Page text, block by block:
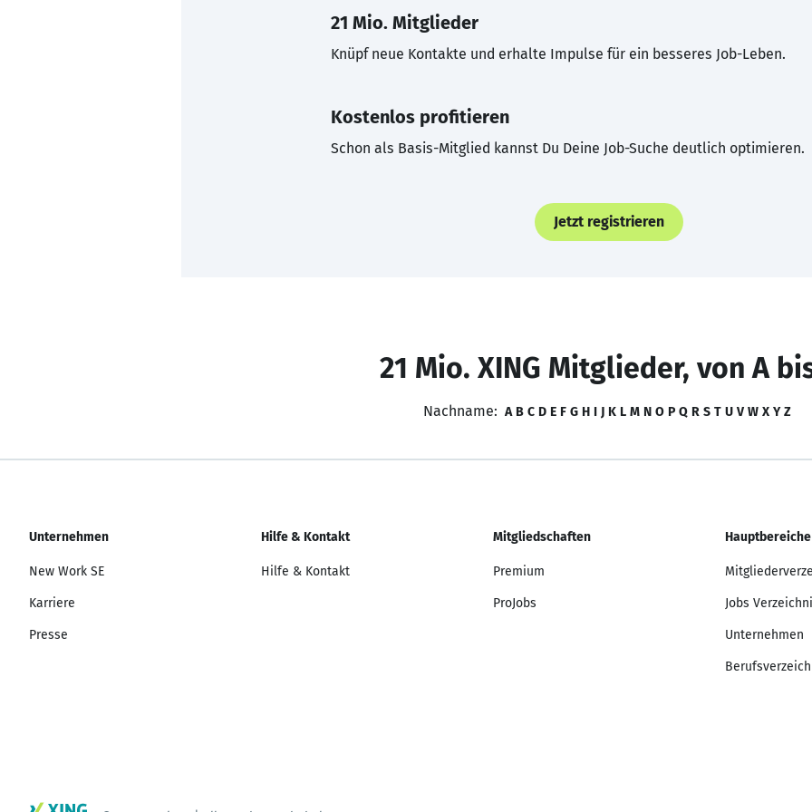
21 Mio. Mitglieder
Knüpf neue Kontakte und erhalte Impulse für ein besseres Job-Leben.
Kostenlos profitieren
Schon als Basis-Mitglied kannst Du Deine Job-Suche deutlich optimieren.
Jetzt registrieren
21 Mio. XING Mitglieder, von A
Nachname: A B C D E F G H I J K L M N O P Q R S T U V W X Y Z
Unternehmen
New Work SE
Karriere
Presse
Hilfe & Kontakt
Hilfe & Kontakt
Mitgliedschaften
Premium
ProJobs
Hauptbereiche
Jobs
Unternehmen